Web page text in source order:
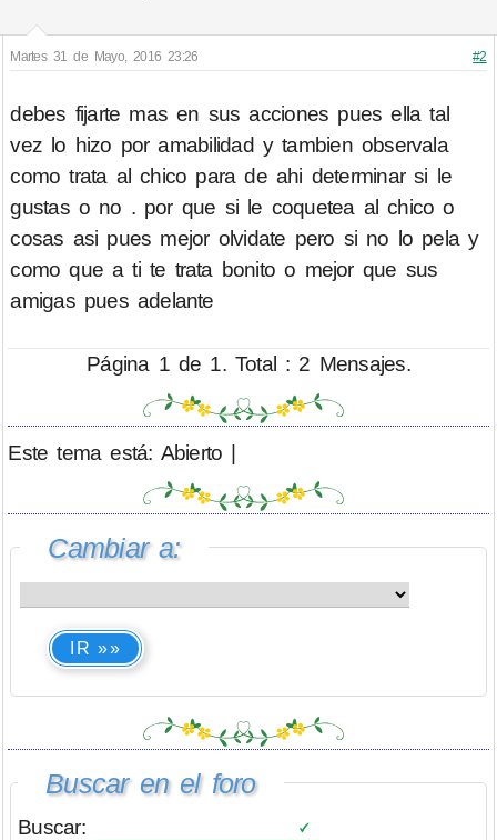
Martes 31 de Mayo, 2016 23:26 #2
debes fijarte mas en sus acciones pues ella tal
vez lo hizo por amabilidad y tambien observala
como trata al chico para de ahi determinar si le
gustas o no . por que si le coquetea al chico o
cosas asi pues mejor olvidate pero si no lo pela y
como que a ti te trata bonito o mejor que sus
amigas pues adelante
Página 1 de 1. Total : 2 Mensajes.
Este tema está: Abierto |
Cambiar a:
IR »»
Buscar en el foro
Buscar: